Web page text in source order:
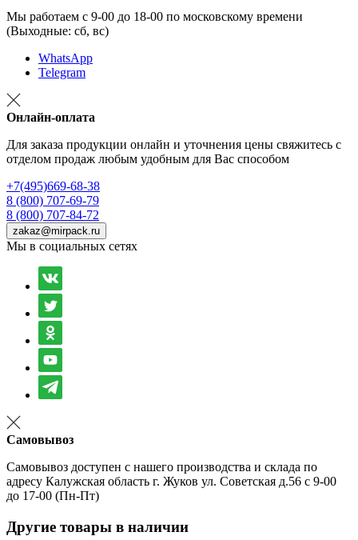
Мы работаем с 9-00 до 18-00 по московскому времени
(Выходные: сб, вс)
WhatsApp
Telegram
Онлайн-оплата
Для заказа продукции онлайн и уточнения цены свяжитесь с
отделом продаж любым удобным для Вас способом
+7(495)669-68-38
8 (800) 707-69-79
8 (800) 707-84-72
zakaz@mirpack.ru
Мы в социальных сетях
Самовывоз
Самовывоз доступен с нашего производства и склада по
адресу Калужская область г. Жуков ул. Советская д.56 с 9-00
до 17-00 (Пн-Пт)
Другие товары в наличии